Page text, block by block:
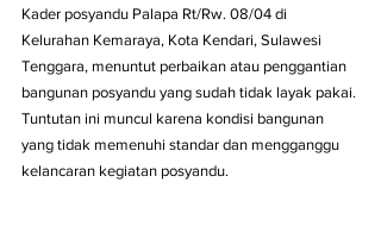
Kader posyandu Palapa Rt/Rw. 08/04 di
Kelurahan Kemaraya, Kota Kendari, Sulawesi
Tenggara, menuntut perbaikan atau penggantian
bangunan posyandu yang sudah tidak layak pakai.
Tuntutan ini muncul karena kondisi bangunan
yang tidak memenuhi standar dan mengganggu
kelancaran kegiatan posyandu.